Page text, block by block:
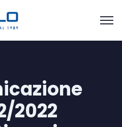
2022